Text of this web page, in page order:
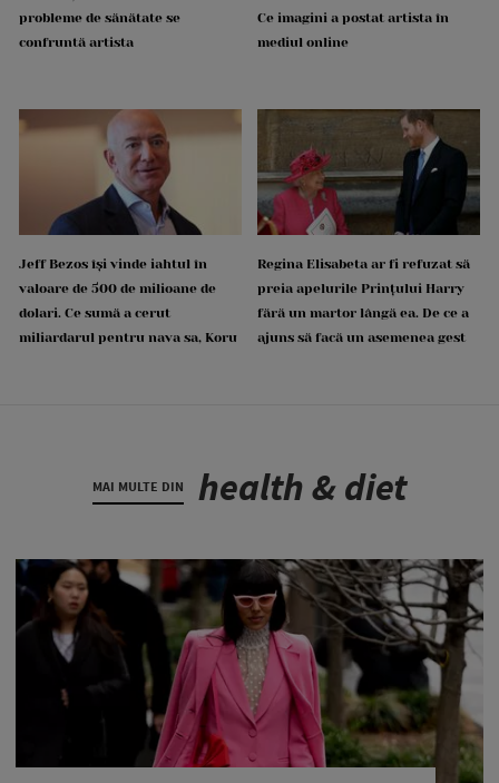
probleme de sănătate se
confruntă artista
Ce imagini a postat artista în
mediul online
Jeff Bezos își vinde iahtul în
valoare de 500 de milioane de
dolari. Ce sumă a cerut
miliardarul pentru nava sa, Koru
Regina Elisabeta ar fi refuzat să
preia apelurile Prințului Harry
fără un martor lângă ea. De ce a
ajuns să facă un asemenea gest
MAI MULTE DIN health & diet